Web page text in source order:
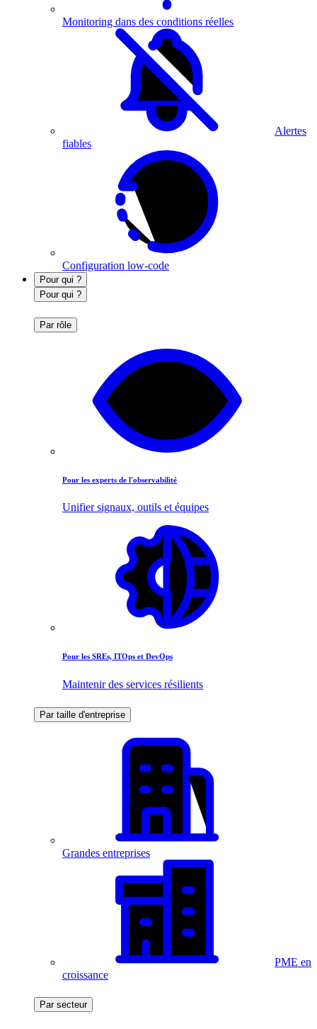
Monitoring dans des conditions réelles
Alertes
fiables
Configuration low-code
Pour qui ?
Pour qui ?
Par rôle
Pour les experts de l'observabilité
Unifier signaux, outils et équipes
Pour les SREs, ITOps et DevOps
Maintenir des services résilients
Par taille d'entreprise
Grandes entreprises
PME en
croissance
Par secteur